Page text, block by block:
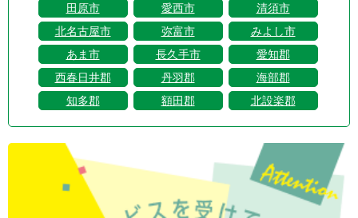
田原市
愛西市
清須市
北名古屋市
弥富市
みよし市
あま市
長久手市
愛知郡
西春日井郡
丹羽郡
海部郡
知多郡
額田郡 北設楽郡